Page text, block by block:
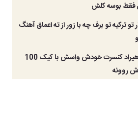
فقط بوسه کلش
ترکیه تو برف چه با زور از ته اعماق آهنگ
آواز احساسی؛ حمید هیراد کنسرت خودش واسش با کیک 100
روونه